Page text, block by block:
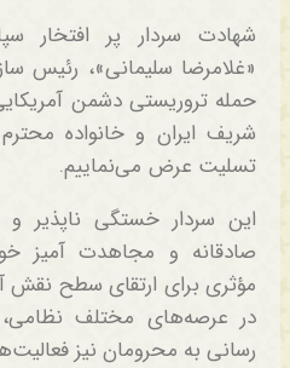
شهادت سردار پر افتخار
«غلامرضا سلیمانی»، رئیس
حمله تروریستی دشمن
شریف ایران و خانواده
تسلیت عرض می‌نماییم.
این سردار خستگی
صادقانه و مجاهدت آمیز
مؤثری برای ارتقای سطح نقش
در عرصه‌های مختلف
رسانی به محرومان نیز